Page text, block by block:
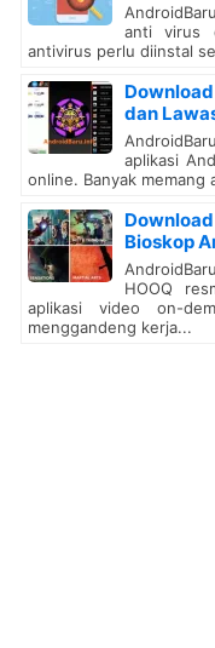
anti virus
antivirus perlu diinstal
dan
aplikasi
online. Banyak memang
Bioskop
HOOQ
aplikasi video on-
menggandeng kerja...